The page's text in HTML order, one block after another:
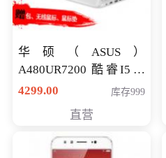
华硕（ASUS）
A480UR7200 酷睿I5超
薄学生办公游戏独显笔
NV930-2G独
4299.00 库存999
直营